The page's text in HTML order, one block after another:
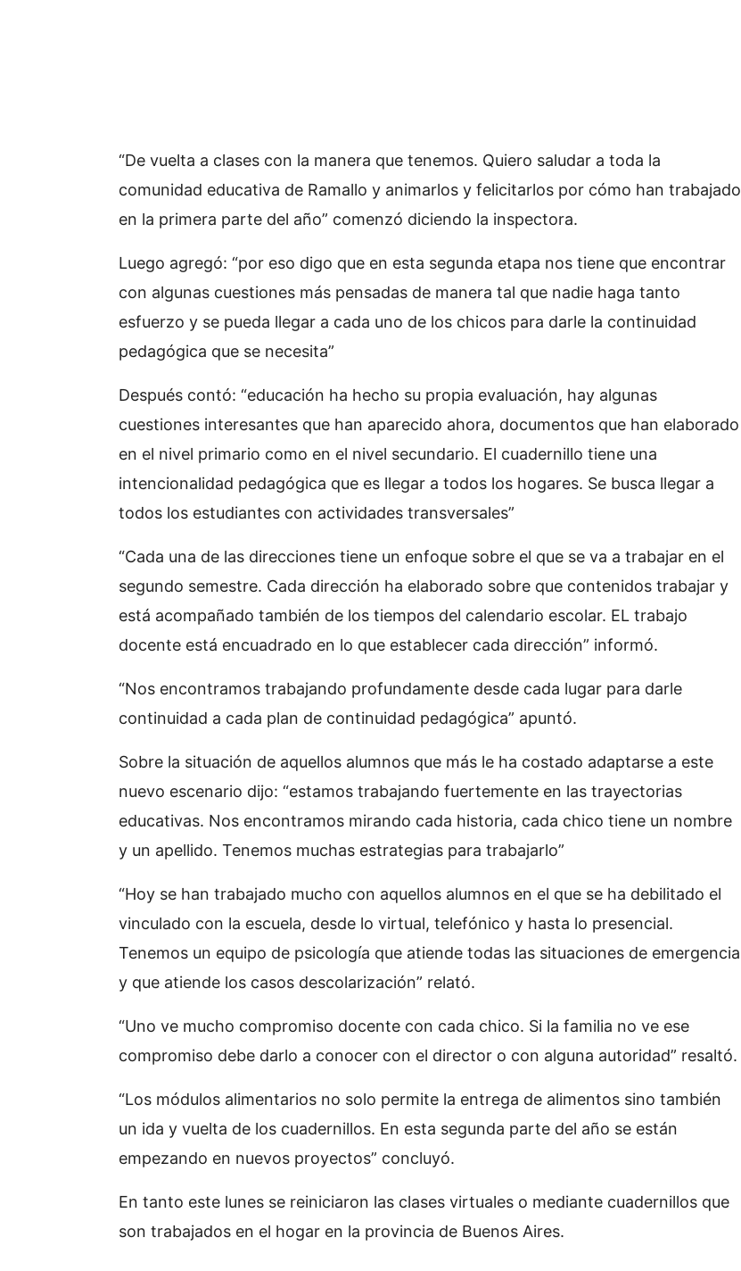
“De vuelta a clases con la manera que tenemos. Quiero saludar a toda la
comunidad educativa de Ramallo y animarlos y felicitarlos por cómo han trabajado
en la primera parte del año” comenzó diciendo la inspectora.
Luego agregó: “por eso digo que en esta segunda etapa nos tiene que encontrar
con algunas cuestiones más pensadas de manera tal que nadie haga tanto
esfuerzo y se pueda llegar a cada uno de los chicos para darle la continuidad
pedagógica que se necesita”
Después contó: “educación ha hecho su propia evaluación, hay algunas
cuestiones interesantes que han aparecido ahora, documentos que han elaborado
en el nivel primario como en el nivel secundario. El cuadernillo tiene una
intencionalidad pedagógica que es llegar a todos los hogares. Se busca llegar a
todos los estudiantes con actividades transversales”
“Cada una de las direcciones tiene un enfoque sobre el que se va a trabajar en el
segundo semestre. Cada dirección ha elaborado sobre que contenidos trabajar y
está acompañado también de los tiempos del calendario escolar. EL trabajo
docente está encuadrado en lo que establecer cada dirección” informó.
“Nos encontramos trabajando profundamente desde cada lugar para darle
continuidad a cada plan de continuidad pedagógica” apuntó.
Sobre la situación de aquellos alumnos que más le ha costado adaptarse a este
nuevo escenario dijo: “estamos trabajando fuertemente en las trayectorias
educativas. Nos encontramos mirando cada historia, cada chico tiene un nombre
y un apellido. Tenemos muchas estrategias para trabajarlo”
“Hoy se han trabajado mucho con aquellos alumnos en el que se ha debilitado el
vinculado con la escuela, desde lo virtual, telefónico y hasta lo presencial.
Tenemos un equipo de psicología que atiende todas las situaciones de emergencia
y que atiende los casos descolarización” relató.
“Uno ve mucho compromiso docente con cada chico. Si la familia no ve ese
compromiso debe darlo a conocer con el director o con alguna autoridad” resaltó.
“Los módulos alimentarios no solo permite la entrega de alimentos sino también
un ida y vuelta de los cuadernillos. En esta segunda parte del año se están
empezando en nuevos proyectos” concluyó.
En tanto este lunes se reiniciaron las clases virtuales o mediante cuadernillos que
son trabajados en el hogar en la provincia de Buenos Aires.